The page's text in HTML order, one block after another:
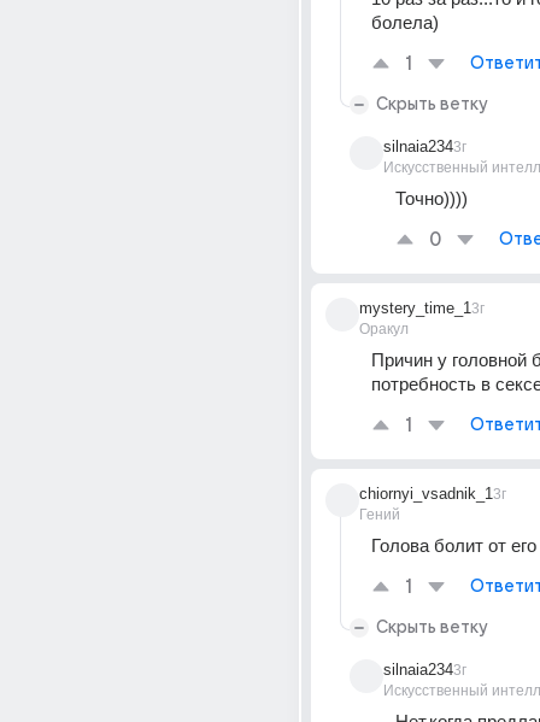
болела)
1
Скрыть ветку
silnaia234
Искусственный
3г
Точно))))
0
mystery_time_1
Оракул
3г
Причин у головной
потребность в
1
chiornyi_vsadnik_1
Гений
3г
Голова болит от
1
Скрыть ветку
silnaia234
Искусственный
3г